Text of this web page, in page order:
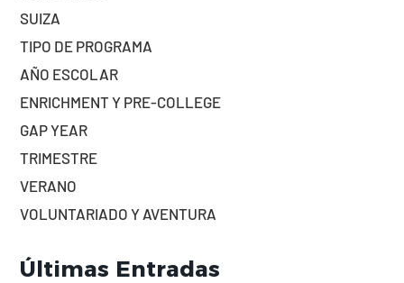
SUIZA
TIPO DE PROGRAMA
AÑO ESCOLAR
ENRICHMENT Y PRE-COLLEGE
GAP YEAR
TRIMESTRE
VERANO
VOLUNTARIADO Y AVENTURA
Últimas Entradas